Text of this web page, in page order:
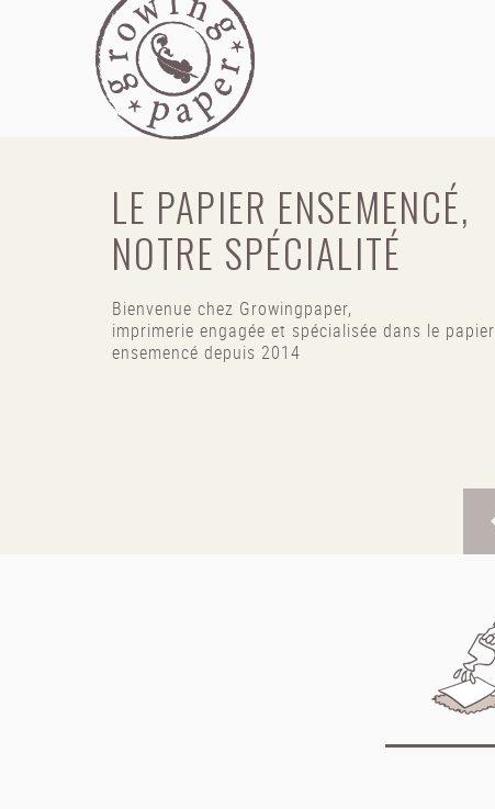
LE PAPIER ENSEMENCÉ,
NOTRE SPÉCIALITÉ
Bienvenue chez Growingpaper,
imprimerie engagée et spécialisée dans le papier
ensemencé depuis 2014